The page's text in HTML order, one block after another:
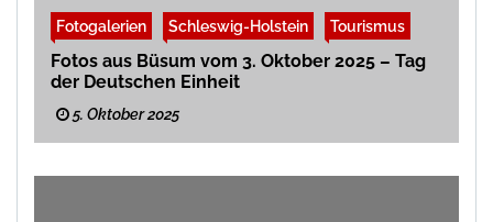
Fotogalerien Schleswig-Holstein Tourismus
Fotos aus Büsum vom 3. Oktober 2025 – Tag
der Deutschen Einheit
5. Oktober 2025